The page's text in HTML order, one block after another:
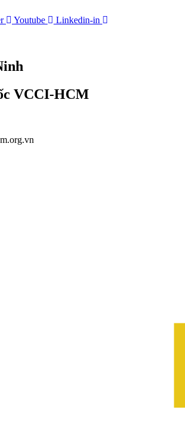
Youtube Linkedin-in
VCCI-HCM